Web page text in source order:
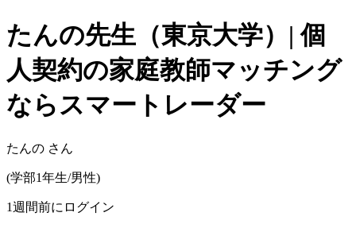
たんの先生（東京大学）| 個
人契約の家庭教師マッチング
ならスマートレーダー
たんの さん
(学部1年生/男性)
1週間前にログイン